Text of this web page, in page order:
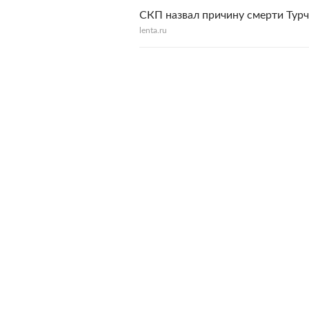
СКП назвал причину смерти
lenta.ru